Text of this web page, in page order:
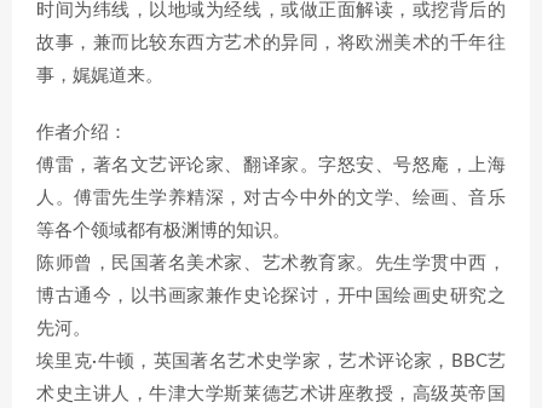
时间为纬线，以地域为经线，或做正面解读，或挖背后的
故事，兼而比较东西方艺术的异同，将欧洲美术的千年往
事，娓娓道来。
作者介绍：
傅雷，著名文艺评论家、翻译家。字怒安、号怒庵，上海
人。傅雷先生学养精深，对古今中外的文学、绘画、音乐
等各个领域都有极渊博的知识。
陈师曾，民国著名美术家、艺术教育家。先生学贯中西，
博古通今，以书画家兼作史论探讨，开中国绘画史研究之
先河。
埃里克·牛顿，英国著名艺术史学家，艺术评论家，BBC艺
术史主讲人，牛津大学斯莱德艺术讲座教授，高级英帝国